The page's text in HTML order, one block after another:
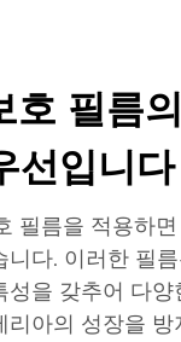
필름
선입니다
필름을 적용하
니다. 이러한 필
성을 갖추어 다
리아의 성장을